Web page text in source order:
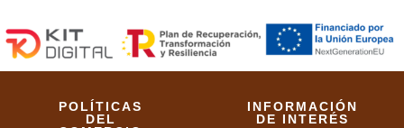
POLÍTICAS
DEL
INFORMACIÓN
DE INTERÉS